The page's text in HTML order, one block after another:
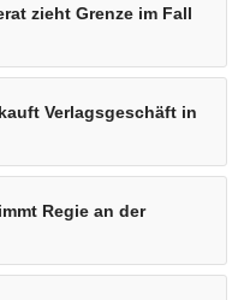
zieht Grenze im Fall
Verlagsgeschäft in
Regie an der